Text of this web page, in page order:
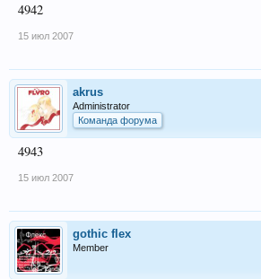
4942
15 июл 2007
akrus
Administrator
Команда форума
4943
15 июл 2007
gothic flex
Member